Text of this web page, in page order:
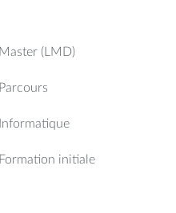
et maintenance
des E-Services, en
Master (LMD)
Parcours
Informatique
Formation initiale